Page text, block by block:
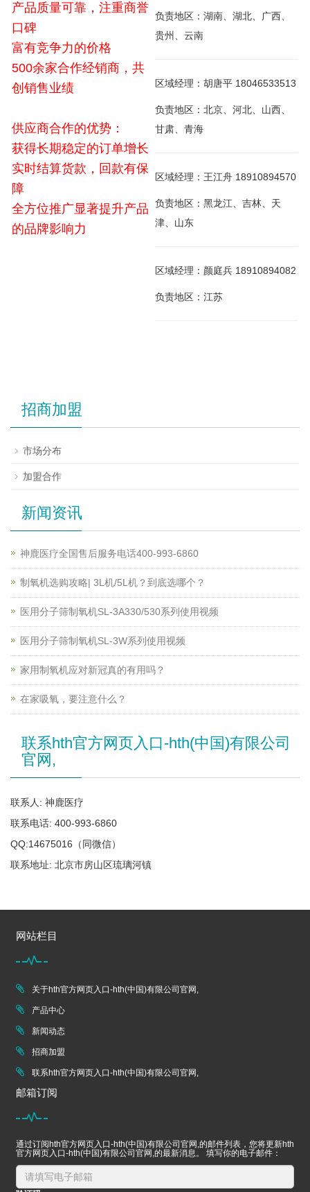
产品质量可靠，注重商誉
口碑
富有竞争力的价格
500余家合作经销商，共
创销售业绩
供应商合作的优势：
获得长期稳定的订单增长
实时结算货款，回款有保
障
全方位推广显著提升产品
的品牌影响力
负责地区：湖南、湖北、广西、
贵州、云南
区域经理：胡唐平 18046533513
负责地区：北京、河北、山西、
甘肃、青海
区域经理：王江舟 18910894570
负责地区：黑龙江、吉林、天
津、山东
区域经理：颜庭兵 18910894082
负责地区：江苏
招商加盟
市场分布
加盟合作
新闻资讯
神鹿医疗全国售后服务电话400-993-6860
制氧机选购攻略| 3L机/5L机？到底选哪个？
医用分子筛制氧机SL-3A330/530系列使用视频
医用分子筛制氧机SL-3W系列使用视频
家用制氧机应对新冠真的有用吗？
在家吸氧，要注意什么？
联系hth官方网页入口-hth(中国)有限公司
官网,
联系人: 神鹿医疗
联系电话: 400-993-6860
QQ:14675016（同微信）
联系地址: 北京市房山区琉璃河镇
网站栏目
关于hth官方网页入口-hth(中国)有限公司官网,
产品中心
新闻动态
招商加盟
联系hth官方网页入口-hth(中国)有限公司官网,
邮箱订阅
通过订阅hth官方网页入口-hth(中国)有限公司官网,的邮件列表，您将更新hth
官方网页入口-hth(中国)有限公司官网,的最新消息。 填写你的电子邮件：